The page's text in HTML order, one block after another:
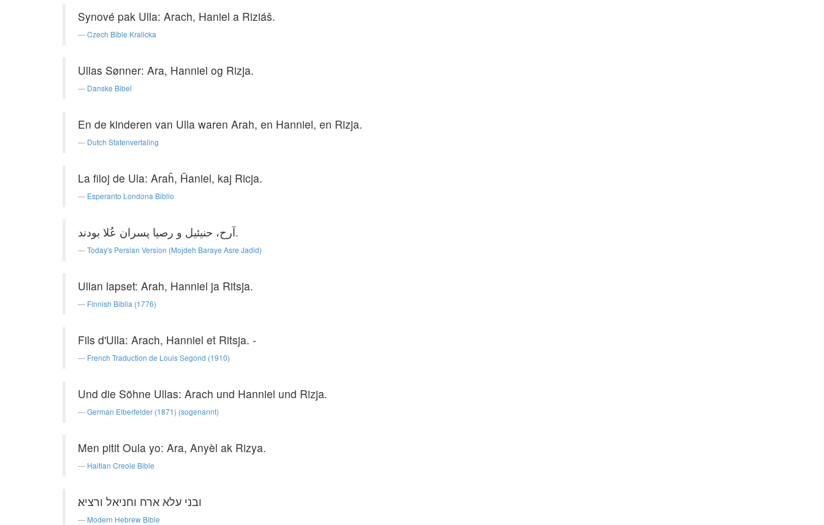
Synové pak Ulla: Arach, Haniel a Riziáš.
Czech Bible Kralicka
Ullas Sønner: Ara, Hanniel og Rizja.
Danske Bibel
En de kinderen van Ulla waren Arah, en Hanniel, en Rizja.
Dutch Statenvertaling
La filoj de Ula: Araĥ, Ĥaniel, kaj Ricja.
Esperanto Londona Biblio
آرح، حنیئیل و رصیا پسران عُلا بودند.
Today's Persian Version (Mojdeh Baraye Asre Jadid)
Ullan lapset: Arah, Hanniel ja Ritsja.
Finnish Biblia (1776)
Fils d'Ulla: Arach, Hanniel et Ritsja. -
French Traduction de Louis Segond (1910)
Und die Söhne Ullas: Arach und Hanniel und Rizja.
German Elberfelder (1871) (sogenannt)
Men pitit Oula yo: Ara, Anyèl ak Rizya.
Haitian Creole Bible
ובני עלא ארח וחניאל ורציא׃
Modern Hebrew Bible